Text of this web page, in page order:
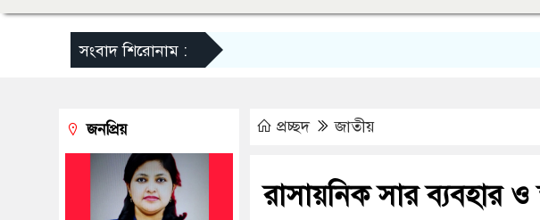
সংবাদ শিরোনাম :
প্রচ্ছদ জাতীয়
রাসায়নিক সার ব্যবহার ও
জনপ্রিয়